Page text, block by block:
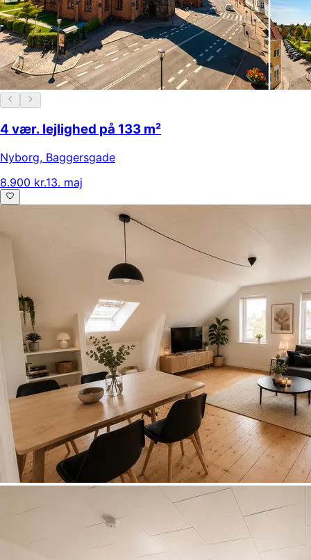
4 vær. lejlighed på 133 m²
Nyborg, Baggersgade
8.900 kr.13. maj